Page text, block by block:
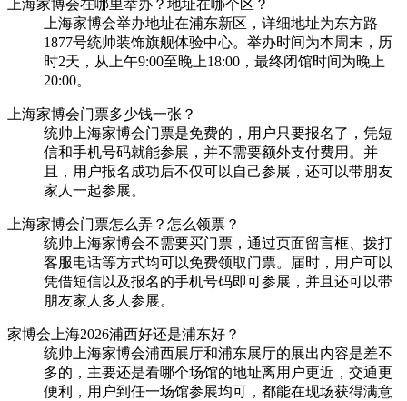
上海家博会在哪里举办？地址在哪个区？
上海家博会举办地址在浦东新区，详细地址为东方路
1877号统帅装饰旗舰体验中心。举办时间为本周末，历
时2天，从上午9:00至晚上18:00，最终闭馆时间为晚上
20:00。
上海家博会门票多少钱一张？
统帅上海家博会门票是免费的，用户只要报名了，凭短
信和手机号码就能参展，并不需要额外支付费用。并
且，用户报名成功后不仅可以自己参展，还可以带朋友
家人一起参展。
上海家博会门票怎么弄？怎么领票？
统帅上海家博会不需要买门票，通过页面留言框、拨打
客服电话等方式均可以免费领取门票。届时，用户可以
凭借短信以及报名的手机号码即可参展，并且还可以带
朋友家人多人参展。
家博会上海2026浦西好还是浦东好？
统帅上海家博会浦西展厅和浦东展厅的展出内容是差不
多的，主要还是看哪个场馆的地址离用户更近，交通更
便利，用户到任一场馆参展均可，都能在现场获得满意